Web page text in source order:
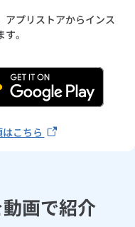
アプリストアからインス
。
こちら
画で紹介